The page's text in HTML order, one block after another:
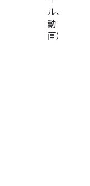
ル、
動
画）